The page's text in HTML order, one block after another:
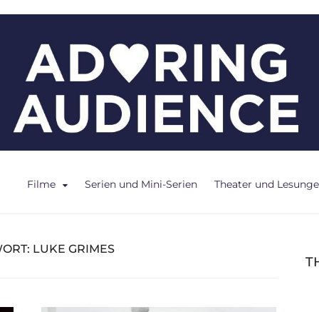
Filme Serien und Mini-Serien Theater und
LUKE GRIMES